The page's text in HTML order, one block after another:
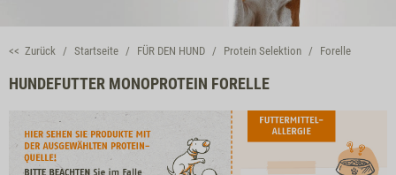
<< Zurück Startseite FÜR DEN HUND Protein Selektion Forelle
HUNDEFUTTER MONOPROTEIN FORELLE